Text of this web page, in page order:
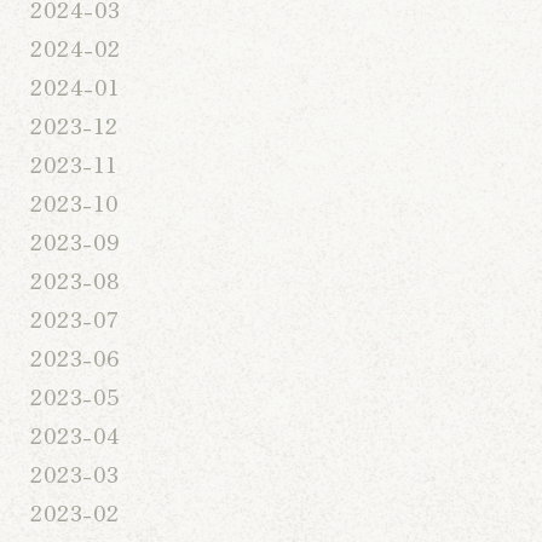
2024-03
2024-02
2024-01
2023-12
2023-11
2023-10
2023-09
2023-08
2023-07
2023-06
2023-05
2023-04
2023-03
2023-02